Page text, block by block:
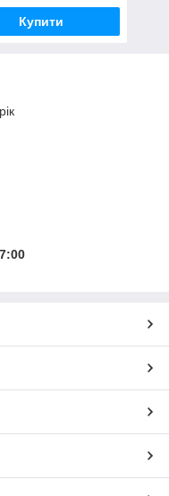
Купити